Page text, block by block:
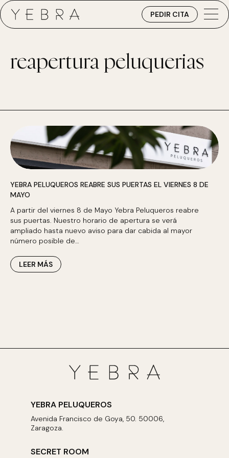
PEDIR CITA
reapertura peluquerias
YEBRA PELUQUEROS REABRE SUS PUERTAS EL VIERNES 8 DE
MAYO
A partir del viernes 8 de Mayo Yebra Peluqueros reabre
sus puertas. Nuestro horario de apertura se verá
ampliado hasta nuevo aviso para dar cabida al mayor
número posible de…
LEER MÁS
YEBRA PELUQUEROS
Avenida Francisco de Goya, 50. 50006,
Zaragoza.
SECRET ROOM